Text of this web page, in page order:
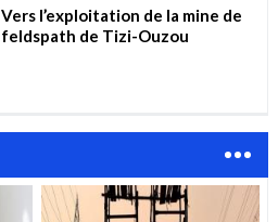
Vers l’exploitation de la mine de
feldspath de Tizi-Ouzou